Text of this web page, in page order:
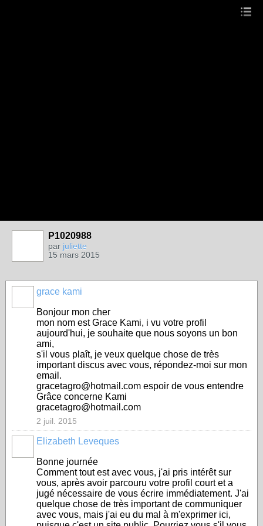
P1020988
par juliette
15 mars 2015
grace kami
Bonjour mon cher
mon nom est Grace Kami, i vu votre profil
aujourd'hui, je souhaite que nous soyons un bon
ami,
s'il vous plaît, je veux quelque chose de très
important discus avec vous, répondez-moi sur mon
email.
gracetagro@hotmail.com espoir de vous entendre
Grâce concerne Kami
gracetagro@hotmail.com
2 juil. 2015
Elizabeth Leveques
Bonne journée
Comment tout est avec vous, j'ai pris intérêt sur
vous, après avoir parcouru votre profil court et a
jugé nécessaire de vous écrire immédiatement. J'ai
quelque chose de très important de communiquer
avec vous, mais j'ai eu du mal à m'exprimer ici,